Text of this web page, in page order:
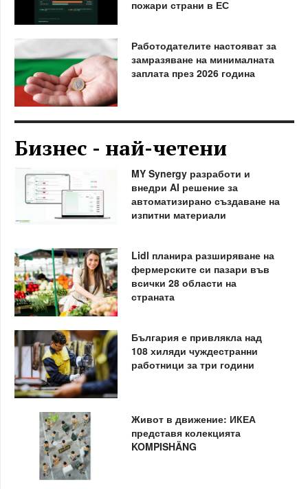
пожари страни в ЕС
Работодателите настояват за
замразяване на минималната
заплата през 2026 година
Бизнес - най-четени
MY Synergy разработи и
внедри AI решение за
автоматизирано създаване на
изпитни материали
Lidl планира разширяване на
фермерските си пазари във
всички 28 области на
страната
България е привлякла над
108 хиляди чуждестранни
работници за три години
Живот в движение: ИКЕА
представя колекцията
KOMPISHÄNG